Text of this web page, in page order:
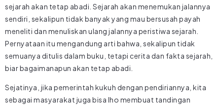
sejarah akan tetap abadi. Sejarah akan menemukan jalannya
sendiri, sekalipun tidak banyak yang mau bersusah payah
meneliti dan menuliskan ulang jalannya peristiwa sejarah.
Pernyataan itu mengandung arti bahwa, sekalipun tidak
semuanya ditulis dalam buku, tetapi cerita dan fakta sejarah,
biar bagaimanapun akan tetap abadi.
Sejatinya, jika pemerintah kukuh dengan pendiriannya, kita
sebagai masyarakat juga bisa lho membuat tandingan